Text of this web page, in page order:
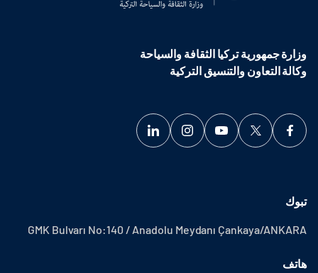
وزارة جمهورية تركيا الثقافة والسياحة
وكالة التعاون والتنسيق التركية
تبوك
GMK Bulvarı No:140 / Anadolu Meydanı Çankaya/ANKARA
هاتف